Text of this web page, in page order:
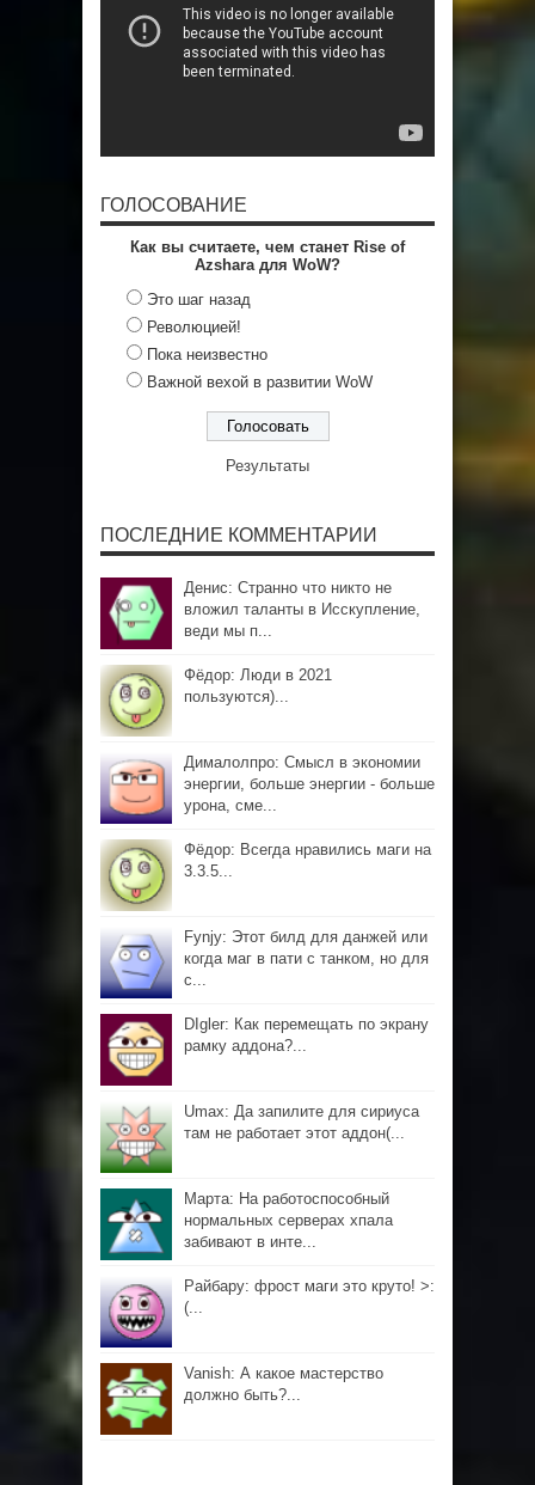
ГОЛОСОВАНИЕ
Как вы считаете, чем станет Rise of
Azshara для WoW?
Это шаг назад
Революцией!
Пока неизвестно
Важной вехой в развитии WoW
Результаты
ПОСЛЕДНИЕ КОММЕНТАРИИ
Денис: Странно что никто не
вложил таланты в Исскупление,
веди мы п...
Фёдор: Люди в 2021
пользуются)...
Дималолпро: Смысл в экономии
энергии, больше энергии - больше
урона, сме...
Фёдор: Всегда нравились маги на
3.3.5...
Fynjy: Этот билд для данжей или
когда маг в пати с танком, но для
с...
DIgler: Как перемещать по экрану
рамку аддона?...
Umax: Да запилите для сириуса
там не работает этот аддон(...
Марта: На работоспособный
нормальных серверах хпала
забивают в инте...
Райбару: фрост маги это круто! >:
(...
Vanish: А какое мастерство
должно быть?...